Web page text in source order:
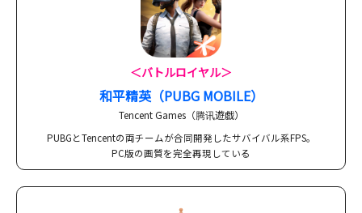
＜バトルロイヤル＞
和平精英（PUBG MOBILE）
Tencent Games（腾讯遊戯）
PUBGとTencentの両チームが合同開発したサバイバル系FPS。
PC版の画質を完全再現している